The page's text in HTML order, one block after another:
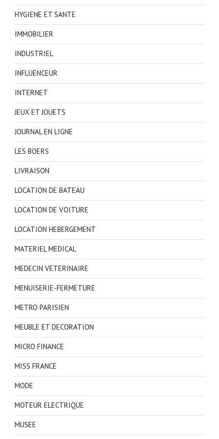
HYGIENE ET SANTE
IMMOBILIER
INDUSTRIEL
INFLUENCEUR
INTERNET
JEUX ET JOUETS
JOURNAL EN LIGNE
LES BOERS
LIVRAISON
LOCATION DE BATEAU
LOCATION DE VOITURE
LOCATION HEBERGEMENT
MATERIEL MEDICAL
MEDECIN VETERINAIRE
MENUISERIE-FERMETURE
METRO PARISIEN
MEUBLE ET DECORATION
MICRO FINANCE
MISS FRANCE
MODE
MOTEUR ELECTRIQUE
MUSEE